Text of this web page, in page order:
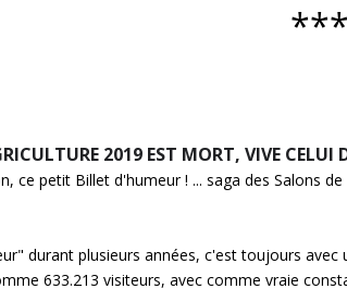
***
2019 EST MORT, VIVE CELUI
ce petit Billet d'humeur ! ... saga des Salons de
durant plusieurs années, c'est toujours
633.213 visiteurs, avec comme vraie